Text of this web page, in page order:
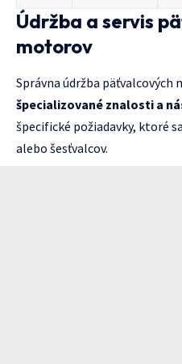
Údržba a servis
motorov
Správna údržba päťvalcových
špecializované znalosti a
špecifické požiadavky, ktoré
alebo šesťvalcov.